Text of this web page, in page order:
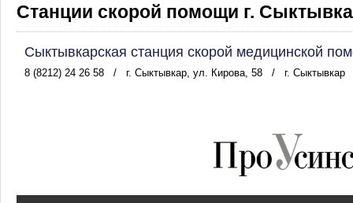
Станции скорой помощи г.
Сыктывкарская станция скорой медицинской
8 (8212) 24 26 58 / г. Сыктывкар, ул. Кирова, 58 / г. Сыктывкар